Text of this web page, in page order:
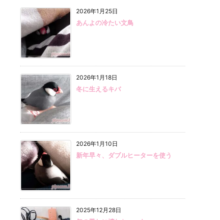
2026年1月25日
あんよの冷たい文鳥
2026年1月18日
冬に生えるキバ
2026年1月10日
新年早々、ダブルヒーターを使う
2025年12月28日